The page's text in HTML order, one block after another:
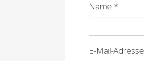
Name *
E-Mail-Adresse